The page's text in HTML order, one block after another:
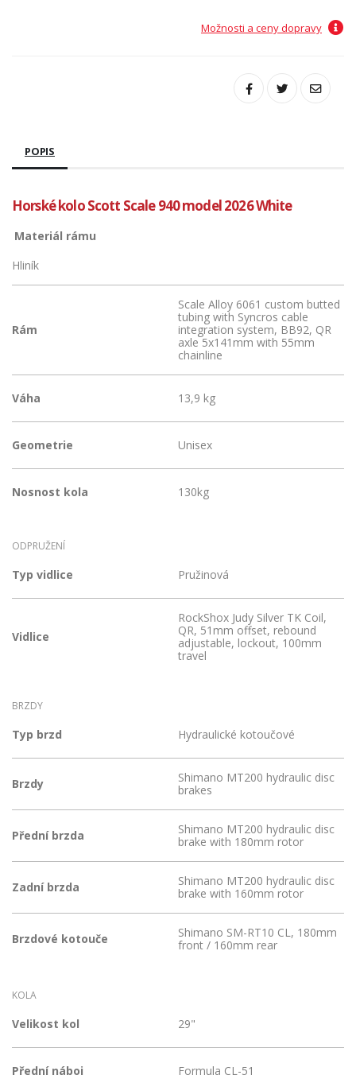
Možnosti a ceny dopravy
POPIS
Horské kolo Scott Scale 940 model 2026 White
Materiál rámu
Hliník
Rám
Scale Alloy 6061 custom butted
tubing with Syncros cable
integration system, BB92, QR
axle 5x141mm with 55mm
chainline
Váha 13,9 kg
Geometrie Unisex
Nosnost kola 130kg
ODPRUŽENÍ
Typ vidlice Pružinová
Vidlice
RockShox Judy Silver TK Coil,
QR, 51mm offset, rebound
adjustable, lockout, 100mm
travel
BRZDY
Typ brzd Hydraulické kotoučové
Brzdy
Shimano MT200 hydraulic disc
brakes
Přední brzda
Shimano MT200 hydraulic disc
brake with 180mm rotor
Zadní brzda
Shimano MT200 hydraulic disc
brake with 160mm rotor
Brzdové kotouče
Shimano SM-RT10 CL, 180mm
front / 160mm rear
KOLA
Velikost kol 29"
Přední náboj Formula CL-51